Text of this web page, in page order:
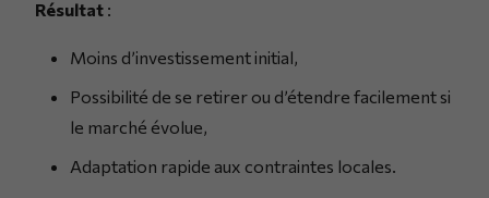
Résultat :
Moins d’investissement initial,
Possibilité de se retirer ou d’étendre facilement si
le marché évolue,
Adaptation rapide aux contraintes locales.